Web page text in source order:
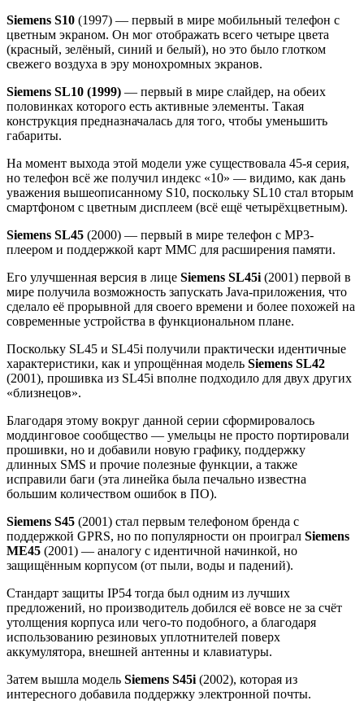
Siemens S10 (1997) — первый в мире мобильный телефон с
цветным экраном. Он мог отображать всего четыре цвета
(красный, зелёный, синий и белый), но это было глотком
свежего воздуха в эру монохромных экранов.
Siemens SL10 (1999) — первый в мире слайдер, на обеих
половинках которого есть активные элементы. Такая
конструкция предназначалась для того, чтобы уменьшить
габариты.
На момент выхода этой модели уже существовала 45-я серия,
но телефон всё же получил индекс «10» — видимо, как дань
уважения вышеописанному S10, поскольку SL10 стал вторым
смартфоном с цветным дисплеем (всё ещё четырёхцветным).
Siemens SL45 (2000) — первый в мире телефон с MP3-
плеером и поддержкой карт MMC для расширения памяти.
Его улучшенная версия в лице Siemens SL45i (2001) первой в
мире получила возможность запускать Java-приложения, что
сделало её прорывной для своего времени и более похожей на
современные устройства в функциональном плане.
Поскольку SL45 и SL45i получили практически идентичные
характеристики, как и упрощённая модель Siemens SL42
(2001), прошивка из SL45i вполне подходило для двух других
«близнецов».
Благодаря этому вокруг данной серии сформировалось
моддинговое сообщество — умельцы не просто портировали
прошивки, но и добавили новую графику, поддержку
длинных SMS и прочие полезные функции, а также
исправили баги (эта линейка была печально известна
большим количеством ошибок в ПО).
Siemens S45 (2001) стал первым телефоном бренда с
поддержкой GPRS, но по популярности он проиграл Siemens
ME45 (2001) — аналогу с идентичной начинкой, но
защищённым корпусом (от пыли, воды и падений).
Стандарт защиты IP54 тогда был одним из лучших
предложений, но производитель добился её вовсе не за счёт
утолщения корпуса или чего-то подобного, а благодаря
использованию резиновых уплотнителей поверх
аккумулятора, внешней антенны и клавиатуры.
Затем вышла модель Siemens S45i (2002), которая из
интересного добавила поддержку электронной почты.